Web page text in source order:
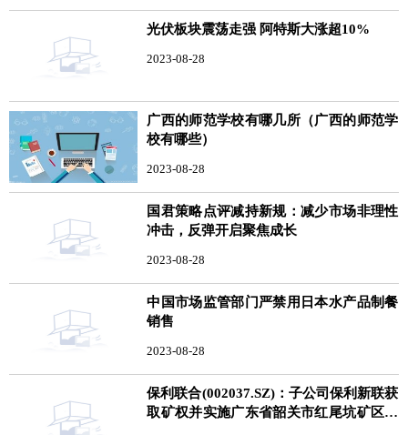
光伏板块震荡走强 阿特斯大涨超10%
2023-08-28
广西的师范学校有哪几所（广西的师范学
校有哪些）
2023-08-28
国君策略点评减持新规：减少市场非理性
冲击，反弹开启聚焦成长
2023-08-28
中国市场监管部门严禁用日本水产品制餐
销售
2023-08-28
保利联合(002037.SZ)：子公司保利新联获
取矿权并实施广东省韶关市红尾坑矿区矿